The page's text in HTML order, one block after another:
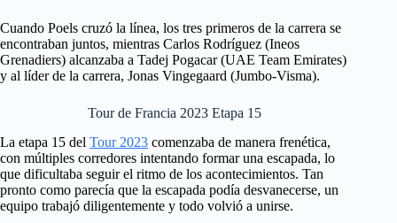
Cuando Poels cruzó la línea, los tres primeros de la carrera se
encontraban juntos, mientras Carlos Rodríguez (Ineos
Grenadiers) alcanzaba a Tadej Pogacar (UAE Team Emirates)
y al líder de la carrera, Jonas Vingegaard (Jumbo-Visma).
Tour de Francia 2023 Etapa 15
La etapa 15 del Tour 2023 comenzaba de manera frenética,
con múltiples corredores intentando formar una escapada, lo
que dificultaba seguir el ritmo de los acontecimientos. Tan
pronto como parecía que la escapada podía desvanecerse, un
equipo trabajó diligentemente y todo volvió a unirse.